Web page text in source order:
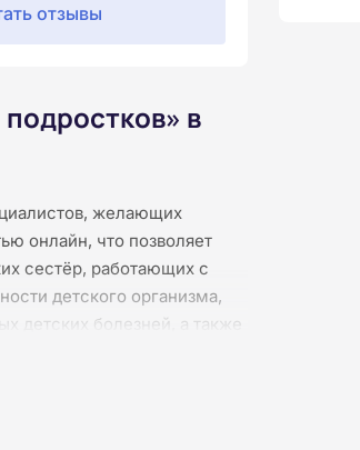
отзывы
в
желающих
онлайн, что позволяет
сестёр, работающих с
детского организма,
детских болезней, а также
вопросы